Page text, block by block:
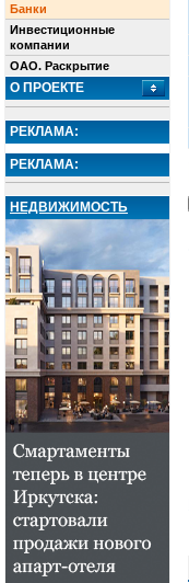
Банки
Инвестиционные
компании
ОАО. Раскрытие
О ПРОЕКТЕ
РЕКЛАМА:
РЕКЛАМА:
НЕДВИЖИМОСТЬ